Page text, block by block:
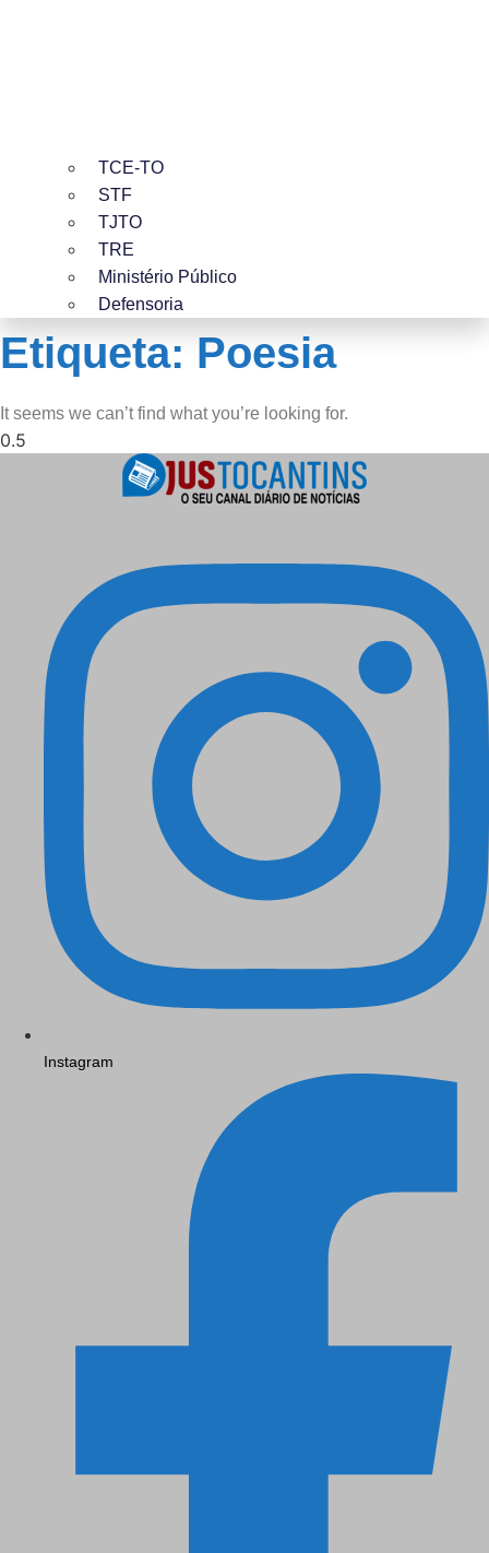
TCE-TO
STF
TJTO
TRE
Ministério Público
Defensoria
Etiqueta: Poesia
It seems we can’t find what you’re looking for.
Instagram